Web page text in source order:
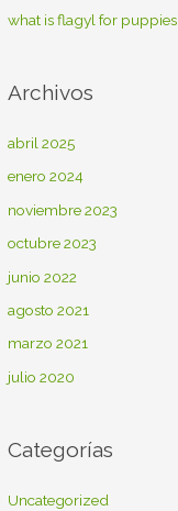
what is flagyl for puppies
Archivos
abril 2025
enero 2024
noviembre 2023
octubre 2023
junio 2022
agosto 2021
marzo 2021
julio 2020
Categorías
Uncategorized